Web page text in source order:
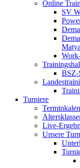
Online
SV
BSZ-
Turniere
Live-
Unsere